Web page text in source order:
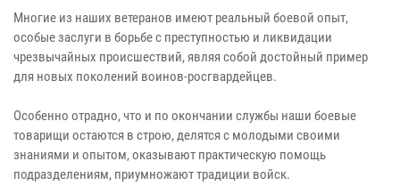
Многие из наших ветеранов имеют реальный боевой опыт,
особые заслуги в борьбе с преступностью и ликвидации
чрезвычайных происшествий, являя собой достойный пример
для новых поколений воинов-росгвардейцев.
Особенно отрадно, что и по окончании службы наши боевые
товарищи остаются в строю, делятся с молодыми своими
знаниями и опытом, оказывают практическую помощь
подразделениям, приумножают традиции войск.